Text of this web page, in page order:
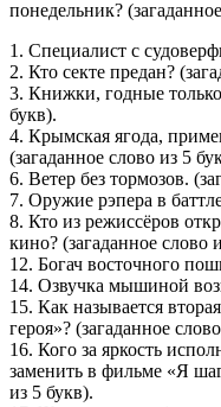
понедельник?
1. Специалист с
2. Кто секте предан?
3. Книжки, годные только
букв).
4. Крымская ягода,
(загаданное слово из 5
6. Ветер без тормозов.
7. Оружие рэпера в
8. Кто из режиссёров
кино? (загаданное слово
12. Богач восточного
14. Озвучка мышиной
15. Как называется
героя»? (загаданное
16. Кого за яркость
заменить в фильме «Я
из 5 букв).